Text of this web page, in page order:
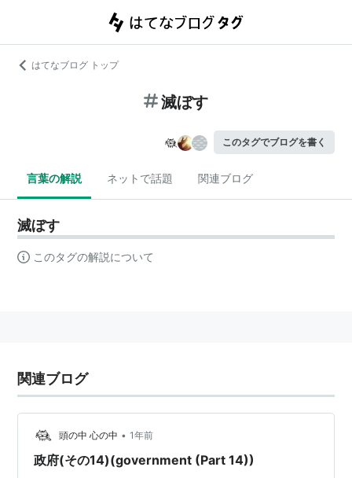
はてなブログ トップ
滅ぼす
このタグでブログを書く
言葉の解説 ネットで話題 関連ブログ
滅ぼす
このタグの解説について
関連ブログ
頭の中 心の中 • 1年前
政府(その14)(government (Part 14))